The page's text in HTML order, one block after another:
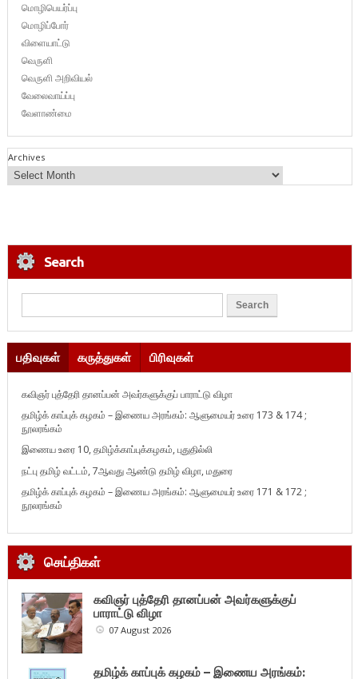
மொழிபெயர்ப்பு
மொழிப்போர்
விளையாட்டு
வெருளி
வெருளி அறிவியல்
வேலைவாய்ப்பு
வேளாண்மை
Archives
Search
பதிவுகள் கருத்துகள் பிரிவுகள்
கவிஞர் புத்தேரி தானப்பன் அவர்களுக்குப் பாராட்டு விழா
தமிழ்க் காப்புக் கழகம் – இணைய அரங்கம்: ஆளுமையர் உரை 173 & 174 ;
நூலரங்கம்
இணைய உரை 10, தமிழ்க்காப்புக்கழகம், புதுதில்லி
நட்பு தமிழ் வட்டம், 7ஆவது ஆண்டு தமிழ் விழா, மதுரை
தமிழ்க் காப்புக் கழகம் – இணைய அரங்கம்: ஆளுமையர் உரை 171 & 172 ;
நூலரங்கம்
செய்திகள்
கவிஞர் புத்தேரி தானப்பன் அவர்களுக்குப்
பாராட்டு விழா
07 August 2026
தமிழ்க் காப்புக் கழகம் – இணைய அரங்கம்: